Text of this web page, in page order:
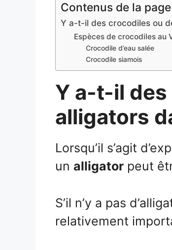
Contenus de la page
Y a-t-il des crocodiles ou
Espèces de crocodiles au
Crocodile d’eau salée
Crocodile siamois
Y a-t-il
alligators
Lorsqu’il s’agit
un alligator peut
S’il n’y a pas
relativement